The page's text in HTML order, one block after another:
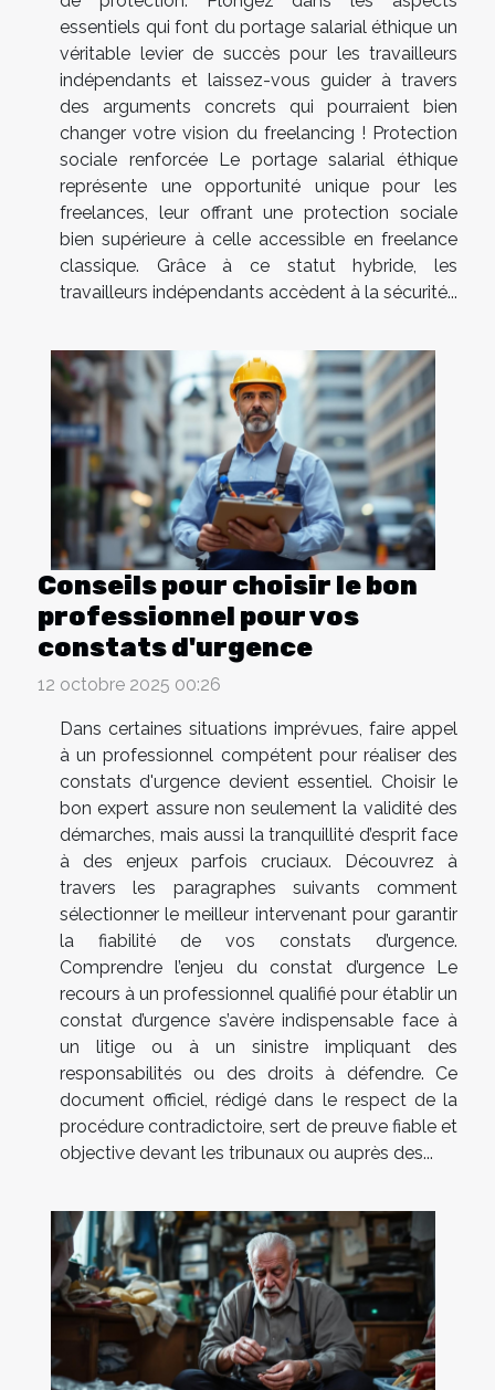
essentiels qui font du portage salarial éthique un
véritable levier de succès pour les travailleurs
indépendants et laissez-vous guider à travers
des arguments concrets qui pourraient bien
changer votre vision du freelancing ! Protection
sociale renforcée Le portage salarial éthique
représente une opportunité unique pour les
freelances, leur offrant une protection sociale
bien supérieure à celle accessible en freelance
classique. Grâce à ce statut hybride, les
travailleurs indépendants accèdent à la sécurité...
Conseils pour choisir le bon
professionnel pour vos
constats d'urgence
12 octobre 2025 00:26
Dans certaines situations imprévues, faire appel
à un professionnel compétent pour réaliser des
constats d'urgence devient essentiel. Choisir le
bon expert assure non seulement la validité des
démarches, mais aussi la tranquillité d’esprit face
à des enjeux parfois cruciaux. Découvrez à
travers les paragraphes suivants comment
sélectionner le meilleur intervenant pour garantir
la fiabilité de vos constats d’urgence.
Comprendre l’enjeu du constat d’urgence Le
recours à un professionnel qualifié pour établir un
constat d’urgence s’avère indispensable face à
un litige ou à un sinistre impliquant des
responsabilités ou des droits à défendre. Ce
document officiel, rédigé dans le respect de la
procédure contradictoire, sert de preuve fiable et
objective devant les tribunaux ou auprès des...